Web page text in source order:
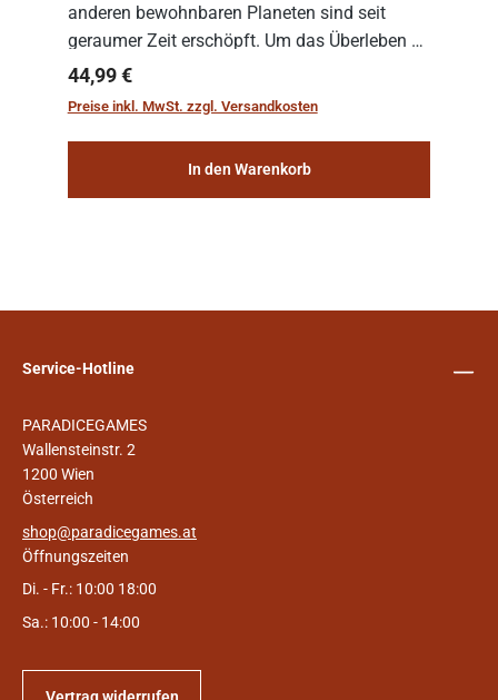
anderen bewohnbaren Planeten sind seit
geraumer Zeit erschöpft. Um das Überleben zu
sichern, wurden die sogenannten
„Weltenschiffe“ gebaut. Auf diesen
Regulärer Preis:
44,99 €
Preise inkl. MwSt. zzgl. Versandkosten
In den Warenkorb
Service-Hotline
PARADICEGAMES
Wallensteinstr. 2
1200 Wien
Österreich
shop@paradicegames.at
Öffnungszeiten
Di. - Fr.: 10:00 18:00
Sa.: 10:00 - 14:00